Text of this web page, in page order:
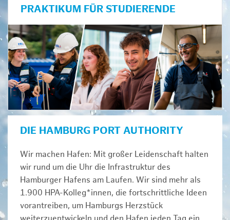
PRAKTIKUM FÜR STUDIERENDE
DIE HAMBURG PORT AUTHORITY
Wir machen Hafen: Mit großer Leidenschaft halten
wir rund um die Uhr die Infrastruktur des
Hamburger Hafens am Laufen. Wir sind mehr als
1.900 HPA-Kolleg*innen, die fortschrittliche Ideen
vorantreiben, um Hamburgs Herzstück